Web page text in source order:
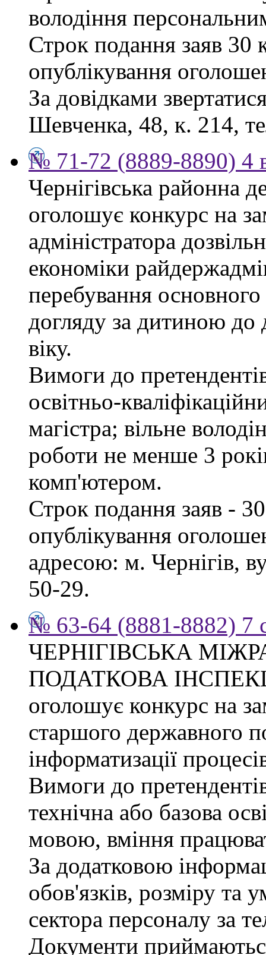
володіння
Строк подання заяв 30
опублікування
За довідками
Шевченка, 48, к. 214,
№ 71-72 (8889-8890) 4
Чернігівська районна
оголошує конкурс на
адміністратора
економіки
перебування
догляду за дитиною до
віку.
Вимоги до
освітньо-
магістра; вільне
роботи не менше 3
комп'ютером.
Строк подання заяв -
опублікування
адресою: м. Чернігів,
50-29.
№ 63-64 (8881-8882) 7
ЧЕРНІГІВСЬКА
ПОДАТКОВА
оголошує конкурс на
старшого державного
інформатизації
Вимоги до
технічна або базова
мовою, вміння
За додатковою
обов'язків, розміру та
сектора персоналу за
Документи